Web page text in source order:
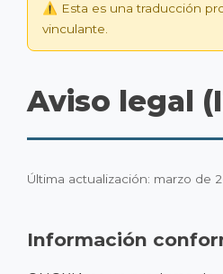
⚠️ Esta es una traducción
vinculante.
Aviso legal
Última actualización: marzo de
Información